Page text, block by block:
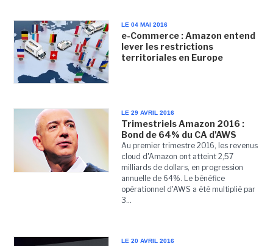
LE 04 MAI 2016
e-Commerce : Amazon entend
lever les restrictions
territoriales en Europe
LE 29 AVRIL 2016
Trimestriels Amazon 2016 :
Bond de 64% du CA d'AWS
Au premier trimestre 2016, les revenus
cloud d'Amazon ont atteint 2,57
milliards de dollars, en progression
annuelle de 64%. Le bénéfice
opérationnel d'AWS a été multiplié par
3...
LE 20 AVRIL 2016